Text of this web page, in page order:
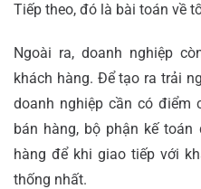
Tiếp theo, đó là bài toán về
Ngoài ra, doanh nghiệp
khách hàng. Để tạo ra trải
doanh nghiệp cần có điểm
bán hàng, bộ phận kế
hàng để khi giao tiếp với
thống nhất.